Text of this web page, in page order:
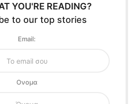
YOU'RE READING?
to our top stories
Email:
Oνομα